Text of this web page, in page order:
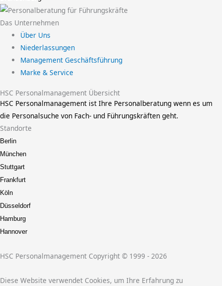
Das Unternehmen
Über Uns
Niederlassungen
Management Geschäftsführung
Marke & Service
HSC Personalmanagement Übersicht
HSC Personalmanagement ist Ihre Personalberatung wenn es um
die Personalsuche von Fach- und Führungskräften geht.
Standorte
Berlin
München
Stuttgart
Frankfurt
Köln
Düsseldorf
Hamburg
Hannover
HSC Personalmanagement Copyright © 1999 - 2026
Diese Website verwendet Cookies, um Ihre Erfahrung zu